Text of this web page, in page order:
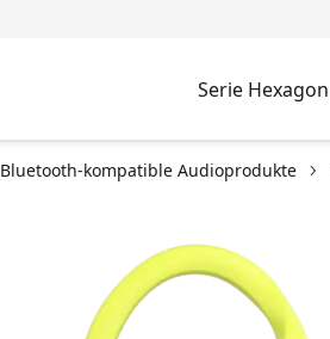
Serie Hexagon
Bluetooth-kompatible Audioprodukte